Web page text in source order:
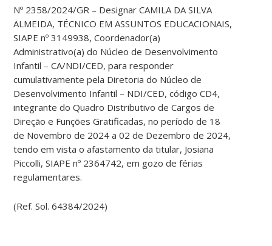
Nº 2358/2024/GR – Designar CAMILA DA SILVA
ALMEIDA, TÉCNICO EM ASSUNTOS EDUCACIONAIS,
SIAPE nº 3149938, Coordenador(a)
Administrativo(a) do Núcleo de Desenvolvimento
Infantil – CA/NDI/CED, para responder
cumulativamente pela Diretoria do Núcleo de
Desenvolvimento Infantil – NDI/CED, código CD4,
integrante do Quadro Distributivo de Cargos de
Direção e Funções Gratificadas, no período de 18
de Novembro de 2024 a 02 de Dezembro de 2024,
tendo em vista o afastamento da titular, Josiana
Piccolli, SIAPE nº 2364742, em gozo de férias
regulamentares.
(Ref. Sol. 64384/2024)